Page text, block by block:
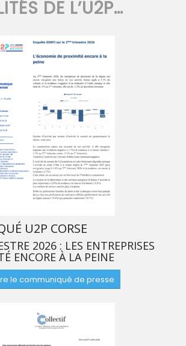
DE L’U2P…
U2P CORSE
2026 : LES ENTREPRISES
ENCORE À LA PEINE
le communiqué de presse